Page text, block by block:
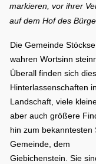
markieren, vor ihrer
auf dem Hof des
Die Gemeinde
wahren Wortsinn
Überall finden sich
Hinterlassenschaften
Landschaft, viele
aber auch größere
hin zum bekanntesten
Gemeinde, dem
Giebichenstein. Sie